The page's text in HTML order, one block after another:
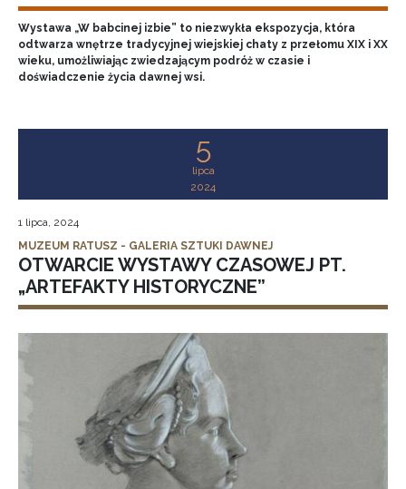
Wystawa „W babcinej izbie” to niezwykła ekspozycja, która
odtwarza wnętrze tradycyjnej wiejskiej chaty z przełomu XIX i XX
wieku, umożliwiając zwiedzającym podróż w czasie i
doświadczenie życia dawnej wsi.
5
lipca
2024
1 lipca, 2024
MUZEUM RATUSZ - GALERIA SZTUKI DAWNEJ
OTWARCIE WYSTAWY CZASOWEJ PT.
„ARTEFAKTY HISTORYCZNE”